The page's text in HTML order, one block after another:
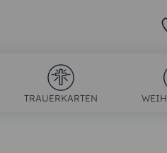
TRAUERKARTEN